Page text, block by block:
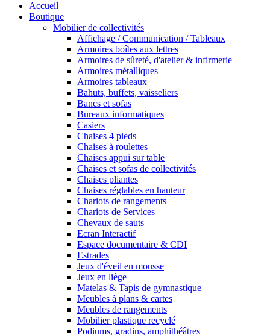
Accueil
Boutique
Mobilier de collectivités
Affichage / Communication / Tableaux
Armoires boîtes aux lettres
Armoires de sûreté, d'atelier & infirmerie
Armoires métalliques
Armoires tableaux
Bahuts, buffets, vaisseliers
Bancs et sofas
Bureaux informatiques
Casiers
Chaises 4 pieds
Chaises à roulettes
Chaises appui sur table
Chaises et sofas de collectivités
Chaises pliantes
Chaises réglables en hauteur
Chariots de rangements
Chariots de Services
Chevaux de sauts
Ecran Interactif
Espace documentaire & CDI
Estrades
Jeux d'éveil en mousse
Jeux en liège
Matelas & Tapis de gymnastique
Meubles à plans & cartes
Meubles de rangements
Mobilier plastique recyclé
Podiums, gradins, amphithéâtres